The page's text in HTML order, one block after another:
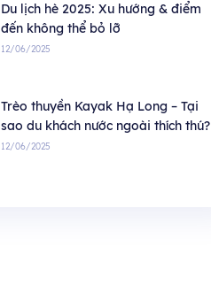
Du lịch hè 2025: Xu hướng & điểm
đến không thể bỏ lỡ
12/06/2025
Trèo thuyền Kayak Hạ Long – Tại
sao du khách nước ngoài thích thú?
12/06/2025